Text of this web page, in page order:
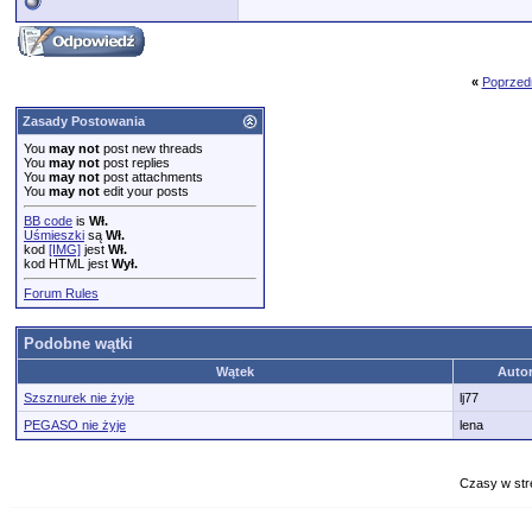
«
Zasady Postowania
You may not post new threads
You may not post replies
You may not post attachments
You may not edit your posts
BB code is Wł.
Uśmieszki są Wł.
kod [IMG] jest Wł.
kod HTML jest Wył.
Forum Rules
Podobne wątki
Wątek
Szsznurek nie żyje
lj77
PEGASO nie żyje
lena
Czasy w